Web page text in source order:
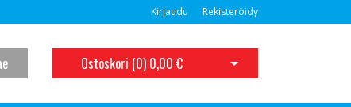
Kirjaudu Rekisteröidy
Ostoskori (0) 0,00 € Avaa ostoskori